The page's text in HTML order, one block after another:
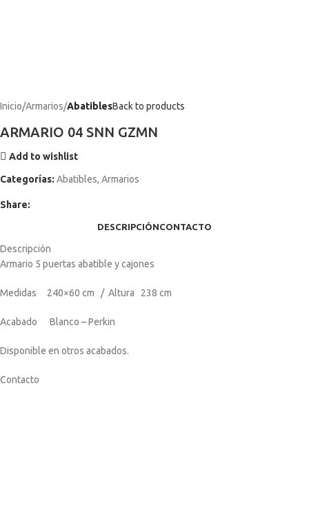
Inicio Armarios AbatiblesBack to products
ARMARIO 04 SNN GZMN
Add to wishlist
Categorías: Abatibles, Armarios
Share:
DESCRIPCIÓNCONTACTO
Descripción
Armario 5 puertas abatible y cajones
Medidas 240×60 cm / Altura 238 cm
Acabado Blanco – Perkin
Disponible en otros acabados.
Contacto